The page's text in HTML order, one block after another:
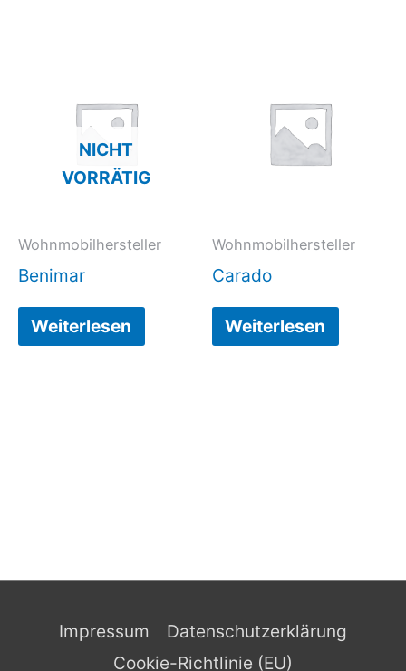
NICHT
VORRÄTIG
Wohnmobilhersteller
Benimar
Weiterlesen
Wohnmobilhersteller
Carado
Weiterlesen
Impressum
Datenschutzerklärung
Cookie-Richtlinie (EU)